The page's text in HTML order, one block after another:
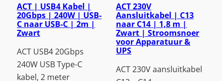
ACT | USB4 Kabel |
20Gbps | 240W | USB-
C naar USB-C | 2m |
Zwart
ACT USB4 20Gbps
240W USB Type-C
kabel, 2 meter
ACT 230V
Aansluitkabel | C13
naar C14 | 1,8 m |
Zwart | Stroomsnoer
voor Apparatuur &
UPS
ACT 230V aansluitkabel